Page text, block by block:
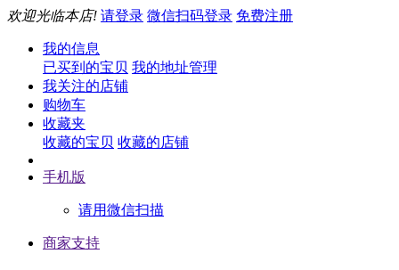
欢迎光临本店! 请登录 微信扫码登录 免费注册
我的信息
已买到的宝贝 我的地址管理
我关注的店铺
购物车
收藏夹
收藏的宝贝 收藏的店铺
手机版
请用微信扫描
商家支持